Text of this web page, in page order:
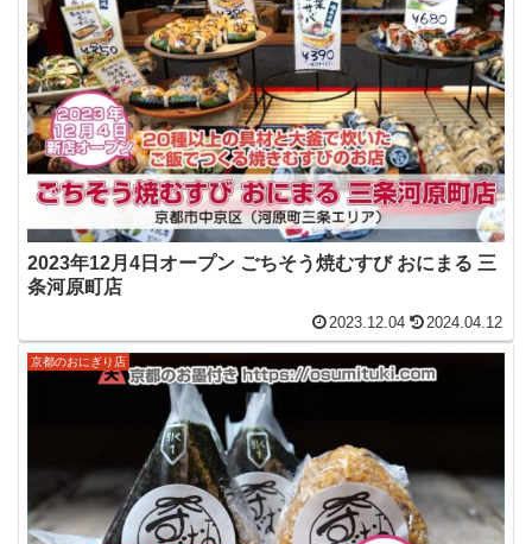
2023年12月4日オープン ごちそう焼むすび おにまる 三
条河原町店
2023.12.04 2024.04.12
京都のおにぎり店